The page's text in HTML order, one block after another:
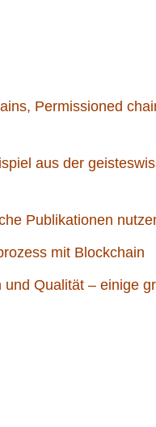
Permissioned
aus der
Publikationen
mit Blockchain
Qualität – einige